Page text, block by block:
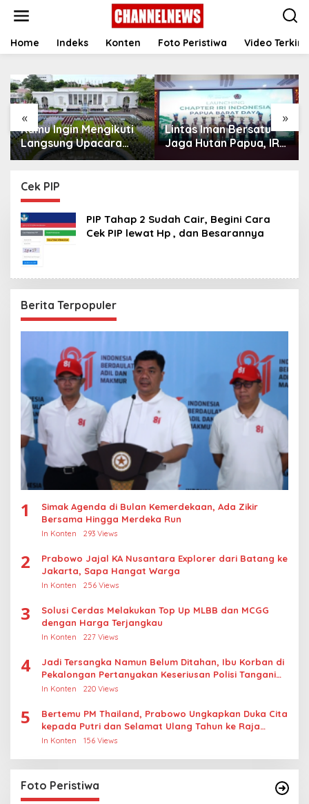
t
Home Indeks Konten Foto Peristiwa Video Terkini
« »
Kamu Ingin Mengikuti
Langsung Upacara
HUT Ke-81
Istana? Ini Link
Pendaftaran Resminya
di Sini
Lintas Iman Bersatu
Jaga Hutan Papua, IRI
Indonesia Resmikan
Cek PIP
PIP Tahap 2 Sudah Cair, Begini Cara
Cek PIP lewat Hp , dan Besarannya ‎
Berita Terpopuler
1
Simak Agenda di Bulan Kemerdekaan, Ada Zikir
Bersama Hingga Merdeka Run
In Konten 293 Views
2
Prabowo Jajal KA Nusantara Explorer dari Batang ke
Jakarta, Sapa Hangat Warga
In Konten 256 Views
3
Solusi Cerdas Melakukan Top Up MLBB dan MCGG
dengan Harga Terjangkau
In Konten 227 Views
4
Jadi Tersangka Namun Belum Ditahan, Ibu Korban di
Pekalongan Pertanyakan Keseriusan Polisi Tangani
Kasus Rudapksa Sampai Anaknya Hamil
In Konten 220 Views
5
Bertemu PM Thailand, Prabowo Ungkapkan Duka Cita
kepada Putri dan Selamat Ulang Tahun ke Raja
Thailand
In Konten 156 Views
Foto Peristiwa